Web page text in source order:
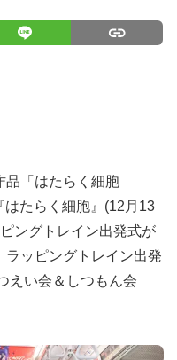
品「はたらく細胞
たらく細胞』(12月13
ングトレイン出発式が
ッピングトレイン出発
えい会＆しつもん会